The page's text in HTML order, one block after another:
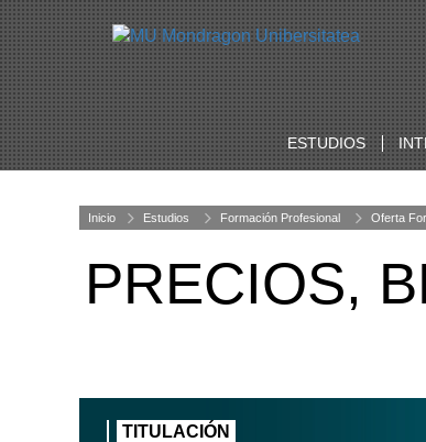
ESTUDIOS
Inicio Estudios Formación Profesional Oferta
PRECIOS,
TITULACIÓN